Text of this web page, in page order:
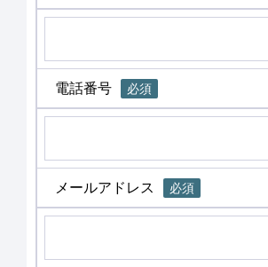
電話番号 必須
メールアドレス 必須